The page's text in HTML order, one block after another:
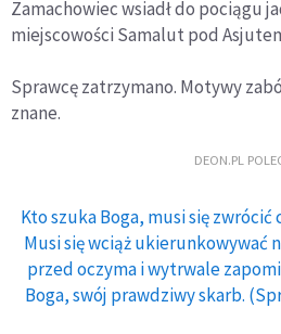
Zamachowiec wsiadł do pociągu
miejscowości Samalut pod
Sprawcę zatrzymano. Motywy
znane.
DEON.PL
Kto szuka Boga, musi się
Musi się wciąż ukierunkowywać
przed oczyma i wytrwale
Boga, swój prawdziwy skarb.